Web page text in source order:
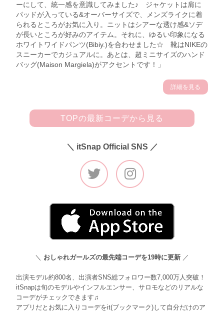
ーにして、統一感を意識してみました♪ ジャケットは肩に
パッドが入っている&オーバーサイズで、メンズライクに着
られるところがお気に入り。ニットはシアーな透け感&ソデ
が長いところが好みのアイテム。それに、ゆるい印象になる
ホワイトワイドパンツ(Bibiy.)を合わせました☆ 靴はNIKEの
スニーカーでカジュアルに。あとは、超ミニサイズのハンド
バッグ(Maison Margiela)がアクセントです！」
詳細を見る
TOPの最新コーデから見る
＼ itSnap Official SNS ／
＼ おしゃれガールズの最先端コーデを19時に更新 ／
出演モデル約800名、出演者SNS総フォロワー数7,000万人突破！
itSnapは旬のモデルやインフルエンサー、サロモなどのリアルな
コーデがチェックできます♫
アプリだとお気に入りコーデをit(ブックマーク)して自分だけのア